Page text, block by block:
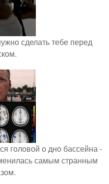
сделать тебе перед
головой о дно бассейна -
самым странным